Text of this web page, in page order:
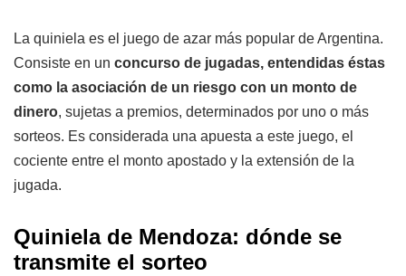
La quiniela es el juego de azar más popular de Argentina.
Consiste en un concurso de jugadas, entendidas éstas
como la asociación de un riesgo con un monto de
dinero, sujetas a premios, determinados por uno o más
sorteos. Es considerada una apuesta a este juego, el
cociente entre el monto apostado y la extensión de la
jugada.
Quiniela de Mendoza: dónde se
transmite el sorteo